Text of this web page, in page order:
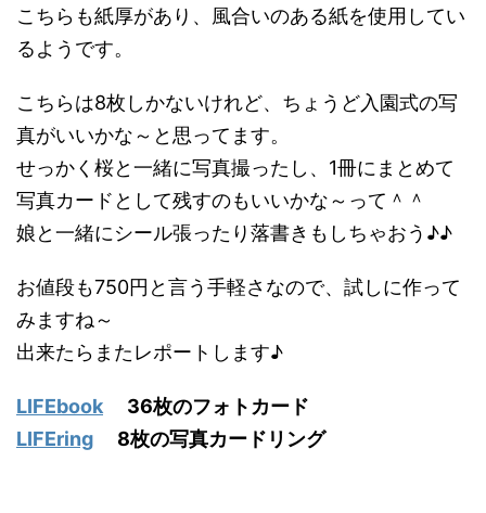
こちらも紙厚があり、風合いのある紙を使用してい
るようです。
こちらは8枚しかないけれど、ちょうど入園式の写
真がいいかな～と思ってます。
せっかく桜と一緒に写真撮ったし、1冊にまとめて
写真カードとして残すのもいいかな～って＾＾
娘と一緒にシール張ったり落書きもしちゃおう♪♪
お値段も750円と言う手軽さなので、試しに作って
みますね～
出来たらまたレポートします♪
LIFEbook
36枚のフォトカード
LIFEring
8枚の写真カードリング